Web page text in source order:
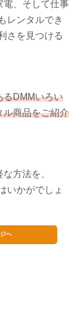
電、そして仕事
レンタルでき
さを見つける
るDMMいろい
ル商品をご紹介
方法を、
いかがでしょ
へ